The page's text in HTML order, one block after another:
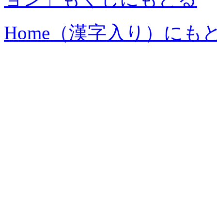
Home（漢字入り）にも